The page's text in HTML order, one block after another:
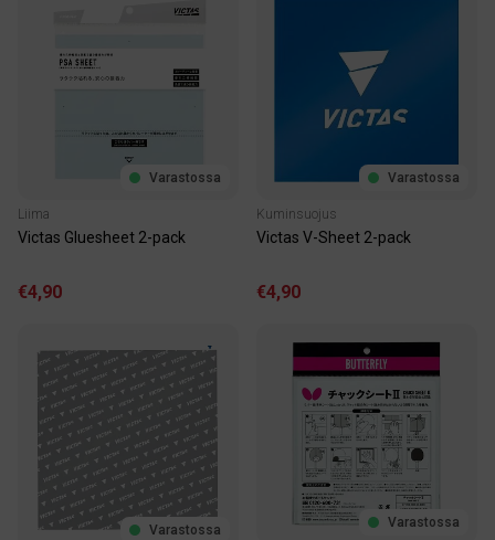
Varastossa
Liima
Victas Gluesheet 2-pack
€4,90
Varastossa
Kuminsuojus
Victas V-Sheet 2-pack
€4,90
Varastossa
Varastossa